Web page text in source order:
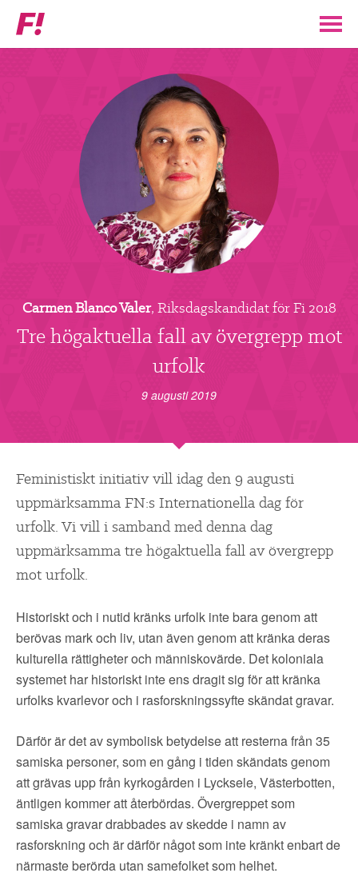
Feministiskt
initiativ
BLI MEDLEM
ENGAGERA DIG I F! ▼
PARTILEDARE
SÖK
Carmen Blanco Valer, Riksdagskandidat för Fi 2018
Tre högaktuella fall av övergrepp mot
urfolk
9 augusti 2019
Feministiskt initiativ vill idag den 9 augusti
uppmärksamma FN:s Internationella dag för
urfolk. Vi vill i samband med denna dag
uppmärksamma tre högaktuella fall av övergrepp
mot urfolk.
Historiskt och i nutid kränks urfolk inte bara genom att
berövas mark och liv, utan även genom att kränka deras
kulturella rättigheter och människovärde. Det koloniala
systemet har historiskt inte ens dragit sig för att kränka
urfolks kvarlevor och i rasforskningssyfte skändat gravar.
Därför är det av symbolisk betydelse att resterna från 35
samiska personer, som en gång i tiden skändats genom
att grävas upp från kyrkogården i Lycksele, Västerbotten,
äntligen kommer att återbördas. Övergreppet som
samiska gravar drabbades av skedde i namn av
rasforskning och är därför något som inte kränkt enbart de
närmaste berörda utan samefolket som helhet.